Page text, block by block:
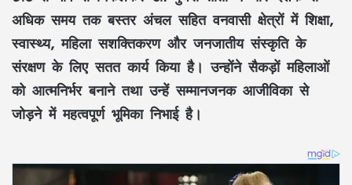
अधिक समय तक बस्तर अंचल सहित वनवासी क्षेत्रों में शिक्षा,
स्वास्थ्य, महिला सशक्तिकरण और जनजातीय संस्कृति के
संरक्षण के लिए सतत कार्य किया है। उन्होंने सैकड़ों महिलाओं
को आत्मनिर्भर बनाने तथा उन्हें सम्मानजनक आजीविका से
जोड़ने में महत्वपूर्ण भूमिका निभाई है।